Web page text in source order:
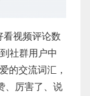
视频评论数
社群用户中
的交流词汇，
、厉害了、说